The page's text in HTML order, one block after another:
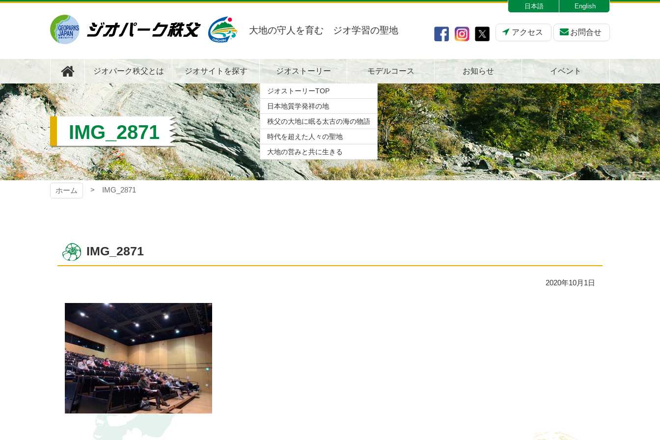
本
へ
ス
キ
ッ
プ
ジオパーク秩父
大地の守人を育む ジオ学習の聖地
日本語 English
アクセス お問合せ
ジオパーク秩父とは ジオサイトを探す ジオストーリー
ジオストーリーTOP
日本地質学発祥の地
秩父の大地に眠る太古の海の物語
時代を超えた人々の聖地
大地の営みと共に生きる
モデルコース お知らせ イベント
IMG_2871
ホーム IMG_2871
IMG_2871
2020年10月1日